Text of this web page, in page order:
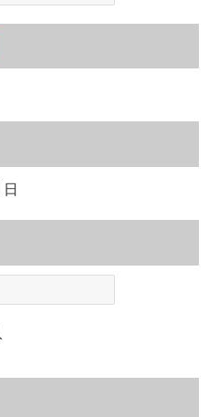
日